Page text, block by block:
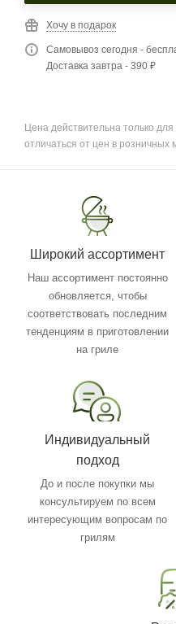
Хочу в подарок
Самовывоз сегодня -
Доставка завтра - 390 ₽
Цена действительна только
отличаться от цен в розничных
Широкий ассортимент
Наш ассортимент постоянно
обновляется, чтобы
соответствовать последним
тенденциям в приготовлении
на гриле
Индивидуальный
подход
До и после покупки мы
консультируем по всем
интересующим вопросам по
грилям